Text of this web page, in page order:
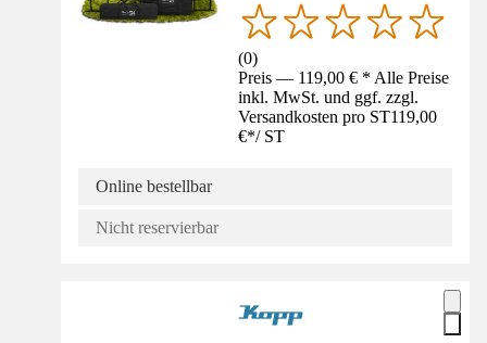
(0)
Preis — 119,00 € * Alle Preise
inkl. MwSt. und ggf. zzgl.
Versandkosten pro ST119,00
€*/ ST
Online bestellbar
Nicht reservierbar